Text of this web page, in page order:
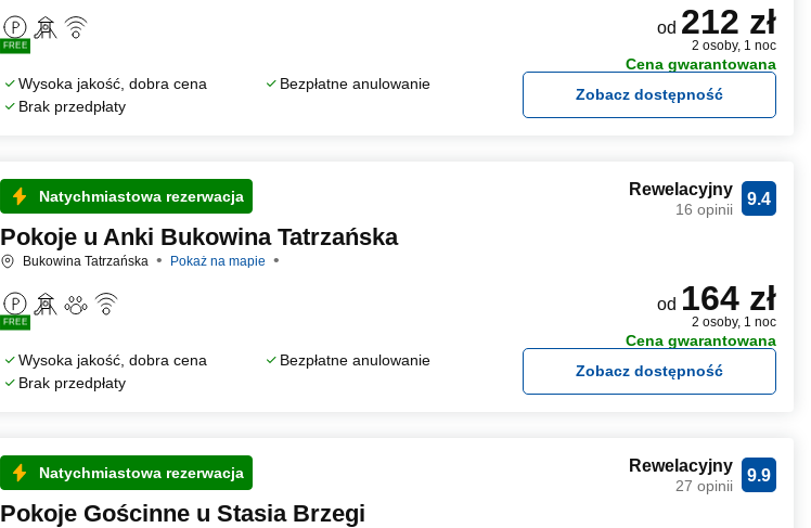
FREE
Wysoka jakość, dobra cena
Bezpłatne anulowanie
Brak przedpłaty
od 212 zł
2 osoby, 1 noc
Cena gwarantowana
Zobacz dostępność
Natychmiastowa rezerwacja
Pokoje u Anki Bukowina Tatrzańska
Bukowina Tatrzańska Pokaż na mapie
FREE
Wysoka jakość, dobra cena
Bezpłatne anulowanie
Brak przedpłaty
9.4
Rewelacyjny
16 opinii
od 164 zł
2 osoby, 1 noc
Cena gwarantowana
Zobacz dostępność
Natychmiastowa rezerwacja
Pokoje Gościnne u Stasia Brzegi
9.9
Rewelacyjny
27 opinii